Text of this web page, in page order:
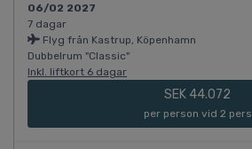
06/02 2027
7 dagar
Flyg från Kastrup, Köpenhamn
Dubbelrum "Classic"
Inkl. liftkort 6 dagar
SEK 44.072
per person vid 2 pers.